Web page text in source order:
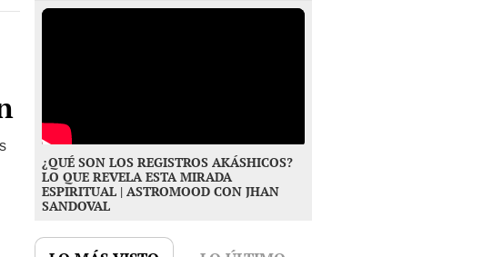
¿QUÉ SON LOS REGISTROS AKÁSHICOS?
LO QUE REVELA ESTA MIRADA
ESPIRITUAL | ASTROMOOD CON JHAN
SANDOVAL
LO MÁS VISTO